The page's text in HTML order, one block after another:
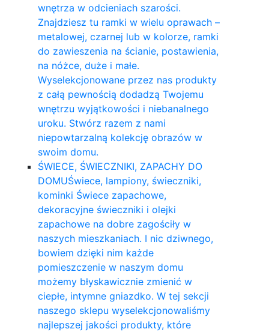
wnętrza w odcieniach szarości.
Znajdziesz tu ramki w wielu oprawach –
metalowej, czarnej lub w kolorze, ramki
do zawieszenia na ścianie, postawienia,
na nóżce, duże i małe.
Wyselekcjonowane przez nas produkty
z całą pewnością dodadzą Twojemu
wnętrzu wyjątkowości i niebanalnego
uroku. Stwórz razem z nami
niepowtarzalną kolekcję obrazów w
swoim domu.
ŚWIECE, ŚWIECZNIKI, ZAPACHY DO
DOMUŚwiece, lampiony, świeczniki,
kominki Świece zapachowe,
dekoracyjne świeczniki i olejki
zapachowe na dobre zagościły w
naszych mieszkaniach. I nic dziwnego,
bowiem dzięki nim każde
pomieszczenie w naszym domu
możemy błyskawicznie zmienić w
ciepłe, intymne gniazdko. W tej sekcji
naszego sklepu wyselekcjonowaliśmy
najlepszej jakości produkty, które